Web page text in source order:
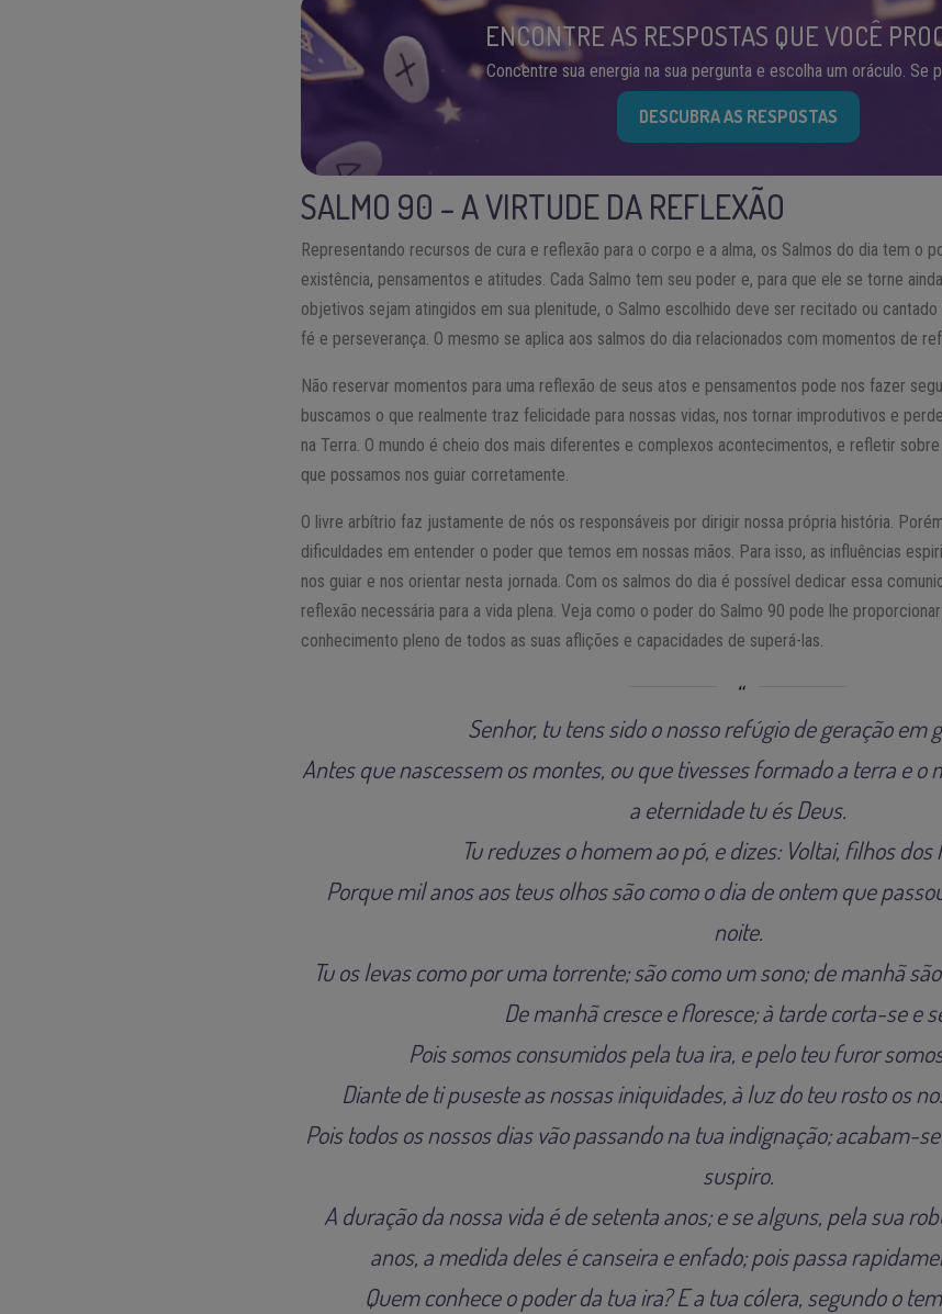
ENCONTRE AS RESPOSTAS QUE VOCÊ
Concentre sua energia na sua pergunta e escolha um oráculo. Se
DESCUBRA AS RESPOSTAS
SALMO 90 – A VIRTUDE DA REFLEXÃO
Representando recursos de cura e reflexão para o corpo e a alma, os Salmos do dia tem o
existência, pensamentos e atitudes. Cada Salmo tem seu poder e, para que ele se torne
objetivos sejam atingidos em sua plenitude, o Salmo escolhido deve ser recitado ou
fé e perseverança. O mesmo se aplica aos salmos do dia relacionados com momentos de
Não reservar momentos para uma reflexão de seus atos e pensamentos pode nos fazer
buscamos o que realmente traz felicidade para nossas vidas, nos tornar improdutivos e
na Terra. O mundo é cheio dos mais diferentes e complexos acontecimentos, e refletir
que possamos nos guiar corretamente.
O livre arbítrio faz justamente de nós os responsáveis por dirigir nossa própria história.
dificuldades em entender o poder que temos em nossas mãos. Para isso, as influências
nos guiar e nos orientar nesta jornada. Com os salmos do dia é possível dedicar essa
reflexão necessária para a vida plena. Veja como o poder do Salmo 90 pode lhe
conhecimento pleno de todos as suas aflições e capacidades de superá-las.
Senhor, tu tens sido o nosso refúgio de geração em
Antes que nascessem os montes, ou que tivesses formado a terra e o
a eternidade tu és Deus.
Tu reduzes o homem ao pó, e dizes: Voltai, filhos dos
Porque mil anos aos teus olhos são como o dia de ontem que
noite.
Tu os levas como por uma torrente; são como um sono; de manhã
De manhã cresce e floresce; à tarde corta-se e
Pois somos consumidos pela tua ira, e pelo teu furor
Diante de ti puseste as nossas iniquidades, à luz do teu rosto os
Pois todos os nossos dias vão passando na tua indignação; acabam-
suspiro.
A duração da nossa vida é de setenta anos; e se alguns, pela sua
anos, a medida deles é canseira e enfado; pois passa
Quem conhece o poder da tua ira? E a tua cólera, segundo o